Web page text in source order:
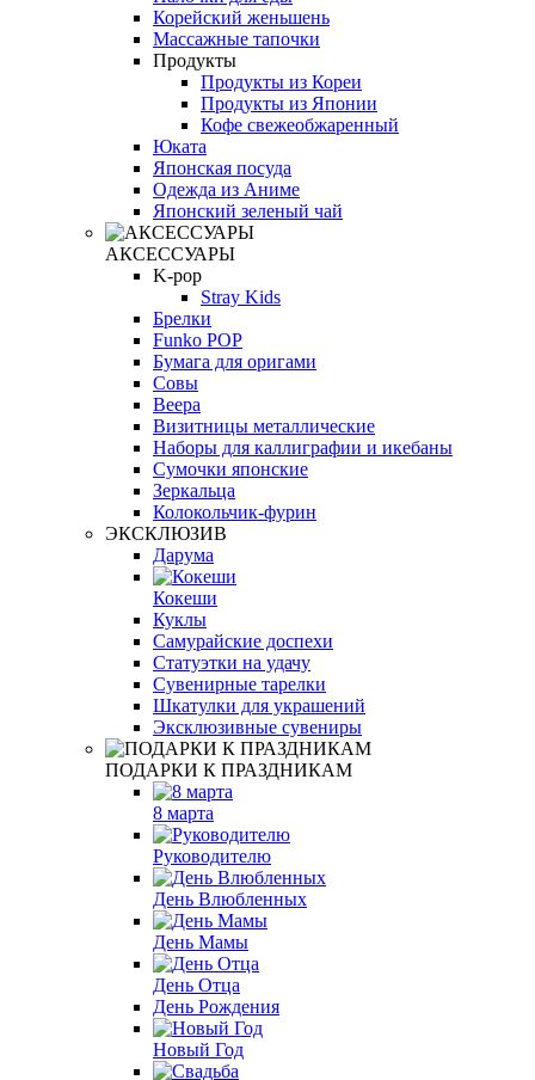
Корейский женьшень
Массажные тапочки
Продукты
Продукты из Кореи
Продукты из Японии
Кофе свежеобжаренный
Юката
Японская посуда
Одежда из Аниме
Японский зеленый чай
АКСЕССУАРЫ
K-pop
Stray Kids
Брелки
Funko POP
Бумага для оригами
Совы
Веера
Визитницы металлические
Наборы для каллиграфии и икебаны
Сумочки японские
Зеркальца
Колокольчик-фурин
ЭКСКЛЮЗИВ
Дарума
Кокеши
Куклы
Самурайские доспехи
Статуэтки на удачу
Сувенирные тарелки
Шкатулки для украшений
Эксклюзивные сувениры
ПОДАРКИ К ПРАЗДНИКАМ
8 марта
Руководителю
День Влюбленных
День Мамы
День Отца
День Рождения
Новый Год